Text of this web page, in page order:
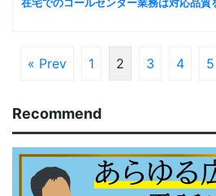
在宅でのコールセンター業務は対応品質
« Prev 1 2 3 4 5
Recommend